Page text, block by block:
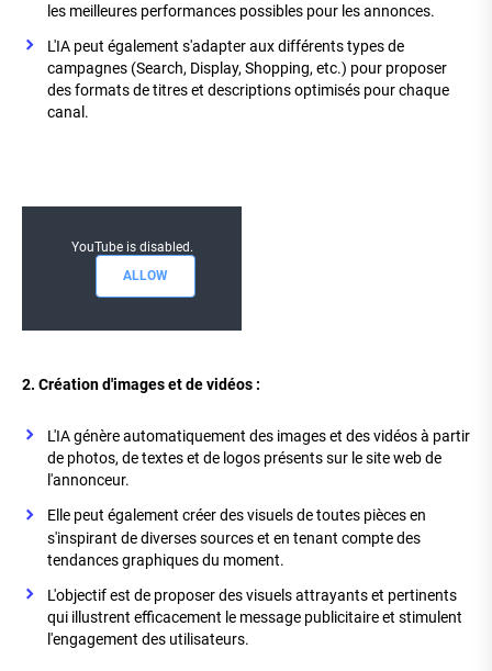
les meilleures performances possibles pour les annonces.
L'IA peut également s'adapter aux différents types de
campagnes (Search, Display, Shopping, etc.) pour proposer
des formats de titres et descriptions optimisés pour chaque
canal.
YouTube is disabled.
ALLOW
2. Création d'images et de vidéos :
L'IA génère automatiquement des images et des vidéos à partir
de photos, de textes et de logos présents sur le site web de
l'annonceur.
Elle peut également créer des visuels de toutes pièces en
s'inspirant de diverses sources et en tenant compte des
tendances graphiques du moment.
L'objectif est de proposer des visuels attrayants et pertinents
qui illustrent efficacement le message publicitaire et stimulent
l'engagement des utilisateurs.